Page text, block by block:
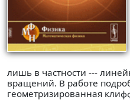
лишь в частности ---
вращений. В работе
геометризированная